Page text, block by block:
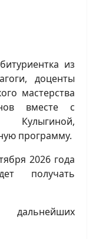
из
доценты
мастерства
вместе с
программу.
2026 года
получать